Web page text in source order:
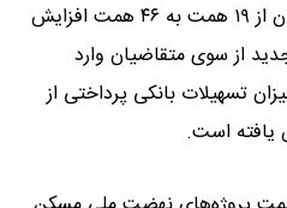
متقاضیان گفت: آورده متقاضیان از ۱۹ همت به ۴۶ همت افزایش
منابع جدید از سوی متقاضیان وارد
تسهیلات بانکی پرداختی از